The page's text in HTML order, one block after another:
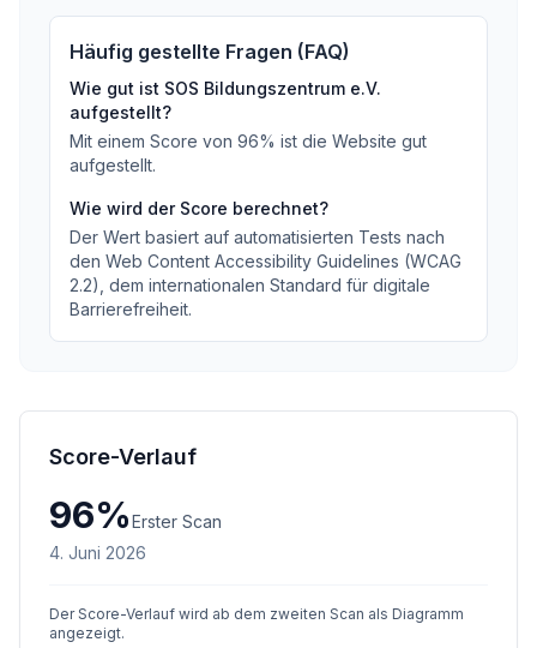
Häufig gestellte Fragen (FAQ)
Wie gut ist SOS Bildungszentrum e.V.
aufgestellt?
Mit einem Score von 96% ist die Website gut
aufgestellt.
Wie wird der Score berechnet?
Der Wert basiert auf automatisierten Tests nach
den Web Content Accessibility Guidelines (WCAG
2.2), dem internationalen Standard für digitale
Barrierefreiheit.
Score-Verlauf
96%Erster Scan
4. Juni 2026
Der Score-Verlauf wird ab dem zweiten Scan als Diagramm
angezeigt.